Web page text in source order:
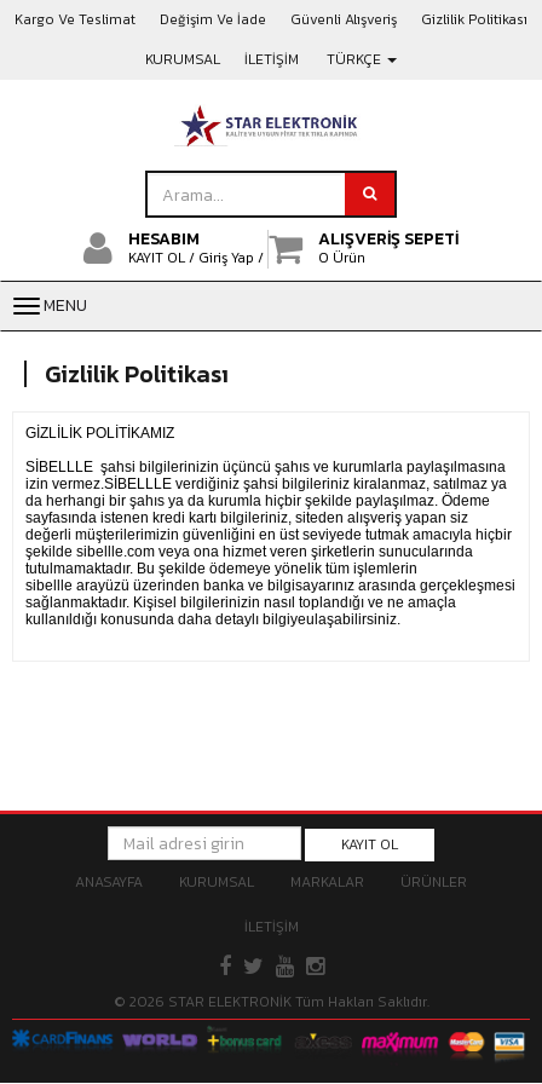
Kargo Ve Teslimat Değişim Ve İade Güvenli Alışveriş
Gizlilik Politikası
KURUMSAL
İLETİŞİM TÜRKÇE
HESABIM
KAYIT OL / Giriş Yap /
ALIŞVERİŞ SEPETİ
0 Ürün
MENU
Gizlilik Politikası
GİZLİLİK POLİTİKAMIZ
SİBELLLE şahsi bilgilerinizin üçüncü şahıs ve kurumlarla paylaşılmasına
izin vermez.SİBELLLE verdiğiniz şahsi bilgileriniz kiralanmaz, satılmaz ya
da herhangi bir şahıs ya da kurumla hiçbir şekilde paylaşılmaz. Ödeme
sayfasında istenen kredi kartı bilgileriniz, siteden alışveriş yapan siz
değerli müşterilerimizin güvenliğini en üst seviyede tutmak amacıyla hiçbir
şekilde sibellle.com veya ona hizmet veren şirketlerin sunucularında
tutulmamaktadır. Bu şekilde ödemeye yönelik tüm işlemlerin
sibellle arayüzü üzerinden banka ve bilgisayarınız arasında gerçekleşmesi
sağlanmaktadır. Kişisel bilgilerinizin nasıl toplandığı ve ne amaçla
kullanıldığı konusunda daha detaylı bilgiyeulaşabilirsiniz.
KAYIT OL
ANASAYFA
KURUMSAL MARKALAR ÜRÜNLER
İLETİŞİM
© 2026 STAR ELEKTRONİK Tüm Hakları Saklıdır.